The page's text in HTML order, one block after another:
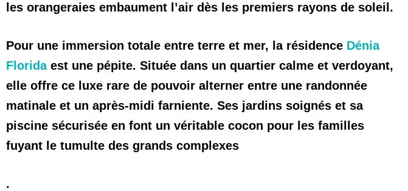
les orangeraies embaument l’air dès les premiers rayons de soleil.
Pour une immersion totale entre terre et mer, la résidence Dénia
Floridaest une pépite. Située dans un quartier calme et verdoyant,
elle offre ce luxe rare de pouvoir alterner entre une randonnée
matinale et un après-midi farniente. Ses jardins soignés et sa
piscine sécurisée en font un véritable cocon pour les familles
fuyant le tumulte des grands complexes
.